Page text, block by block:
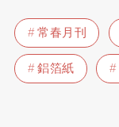
常春月刊
鋁箔紙